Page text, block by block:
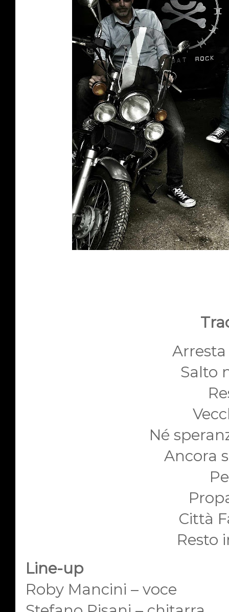
Salto
Né
Ancora
Città
Resto
Line-up
Roby Mancini – voce